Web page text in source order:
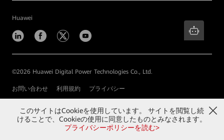
Huawei
©2026 Huawei Digital Power Technologies Co., Ltd.
お問い合わせ 利用規約 プライバシー
このサイトはCookieを使用しています。 サイトを閲覧し続
けることで、Cookieの使用に同意したものとみなされます。
プライバシーポリシーを読む>